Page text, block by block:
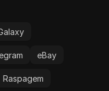
eBay
Raspagem